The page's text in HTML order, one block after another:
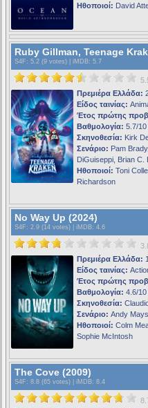
Ηθοποιοί: David
Ruby Gillman, Teenage
S4F : 5.2 (9 votes) | iMDB: 5.7
Πρεμιέρα Ελλάδα:
Είδος ταινίας:
Έτος πρώτης
Βαθμολογία: 5.7/
Σκηνοθεσία: Kirk
Σενάριο: Pam
DiGuiseppi, Brian C.
Ηθοποιοί: Toni
Richardson
No Way Up (2024)
S4F : 2.9 (14 votes) | iMDB: 4.6
Πρεμιέρα Ελλάδα:
Είδος ταινίας:
Έτος πρώτης
Βαθμολογία: 4.6/
Σκηνοθεσία:
Σενάριο: Andy
Ηθοποιοί: Colm
Sophie McIntosh
The Cove (2009)
S4F : 8.8 (65 votes) | iMDB: 8.4